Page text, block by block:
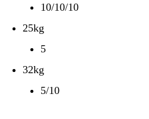
10/10/10
25kg
5
32kg
5/10